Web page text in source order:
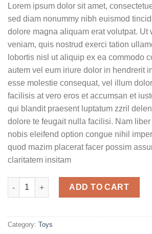
Lorem ipsum dolor sit amet,
sed diam nonummy nibh euismod
dolore magna aliquam erat volutpat. Ut
veniam, quis nostrud exerci tation
lobortis nisl ut aliquip ex ea commodo
autem vel eum iriure dolor in hendrerit
esse molestie consequat, vel illum
facilisis at vero eros et accumsan et
qui blandit praesent luptatum zzril
dolore te feugait nulla facilisi. Nam
nobis eleifend option congue nihil
quod mazim placerat facer possim
claritatem insitam
Weekend Wine Course quantity
ADD TO CART
Category: Toys